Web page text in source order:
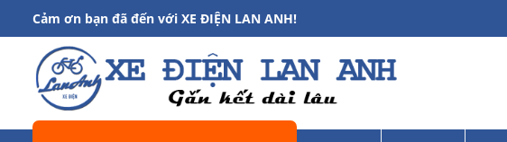
Cảm ơn bạn đã đến với XE ĐIỆN LAN ANH!